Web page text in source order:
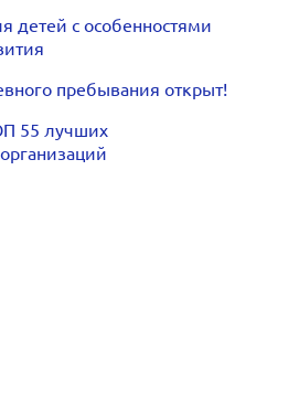
детей с особенностями
пребывания открыт!
55 лучших